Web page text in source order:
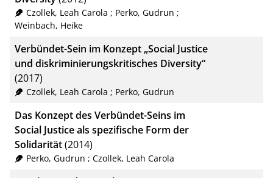
Czollek, Leah Carola ; Perko, Gudrun ;
Weinbach, Heike
Verbündet-Sein im Konzept „Social Justice
und diskriminierungskritisches Diversity“
(2017)
Czollek, Leah Carola ; Perko, Gudrun
Das Konzept des Verbündet-Seins im
Social Justice als spezifische Form der
Solidarität(2014)
Perko, Gudrun ; Czollek, Leah Carola